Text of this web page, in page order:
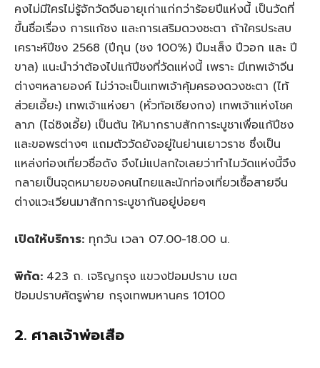
คงไม่มีใครไม่รู้จักวัดจีนอายุเก่าแก่กว่าร้อยปีแห่งนี้ เป็นวัดที่
ขึ้นชื่อเรื่อง การแก้ชง และการเสริมดวงชะตา ถ้าใครประสบ
เคราะห์ปีชง 2568 (ปีกุน (ชง 100%) ปีมะเส็ง ปีวอก และ ปี
ขาล) แนะนำว่าต้องไปแก้ปีชงที่วัดแห่งนี้ เพราะ มีเทพเจ้าจีน
ต่างๆหลายองค์ ไม่ว่าจะเป็นเทพเจ้าคุ้มครองดวงชะตา (ไท้
ส่วยเอี้ยะ) เทพเจ้าแห่งยา (หั่วท้อเซียงกง) เทพเจ้าแห่งโชค
ลาภ (ไฉ่ซิงเอี้ย) เป็นต้น ให้มากราบสักการะบูชาเพื่อแก้ปีชง
และขอพรต่างๆ แถมตัววัดยังอยู่ในย่านเยาวราช ซึ่งเป็น
แหล่งท่องเที่ยวชื่อดัง จึงไม่แปลกใจเลยว่าทำไมวัดแห่งนี้จึง
กลายเป็นจุดหมายของคนไทยและนักท่องเที่ยวเชื้อสายจีน
ต่างแวะเวียนมาสักการะบูชากันอยู่บ่อยๆ
เปิดให้บริการ: ทุกวัน เวลา 07.00-18.00 น.
พิกัด: 423 ถ. เจริญกรุง แขวงป้อมปราบ เขต
ป้อมปราบศัตรูพ่าย กรุงเทพมหานคร 10100
2. ศาลเจ้าพ่อเสือ